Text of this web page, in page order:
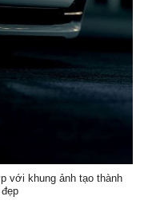
với khung ảnh tạo thành